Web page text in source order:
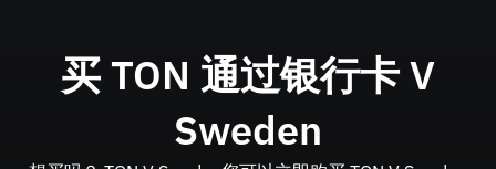
买 TON 通过银行卡V
Sweden